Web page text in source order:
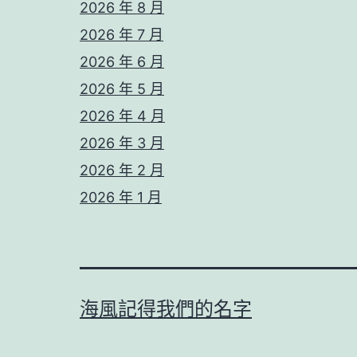
2026 年 8 月
2026 年 7 月
2026 年 6 月
2026 年 5 月
2026 年 4 月
2026 年 3 月
2026 年 2 月
2026 年 1 月
海風記得我們的名字